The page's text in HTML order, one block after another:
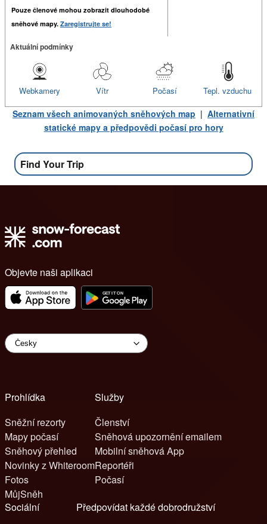
Pouze členové mohou zobrazit dlouhodobé
sněhové mapy. Zaregistrujte se!
Aktuální podmínky
Tepl. vzduchu
Počasí
Vítr
Webkamery
Seznam všech animovaných sněhových map | Alternativní
statické mapy a předpovědi počasí pro hory
Find Your Trip
Objevte naši aplikaci
Prohlídka
Sněžní rezorty
Mapy počasí
Sněhový přehled
Novinky z Whiteroom
Fotos
MůjSněh
Služby
Členství
Sněhová upozornění emailem
Mobilní sněhová App
Reportéři
Počasí
Sociální
Předpovídat každé dobrodružství